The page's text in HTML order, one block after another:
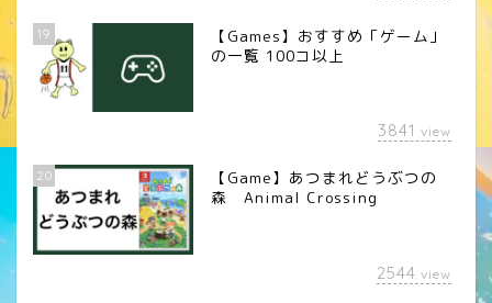
19
【Games】おすすめ「ゲーム」
の一覧 100コ以上
3841 view
20
【Game】あつまれどうぶつの
森 Animal Crossing
2544 view